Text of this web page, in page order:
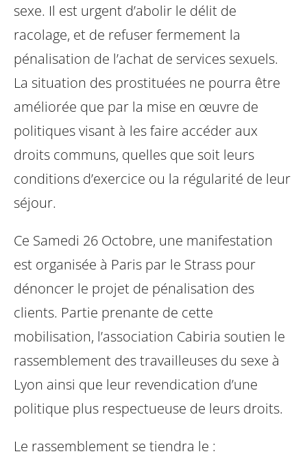
sexe. Il est urgent d’abolir le délit de
racolage, et de refuser fermement la
pénalisation de l’achat de services sexuels.
La situation des prostituées ne pourra être
améliorée que par la mise en œuvre de
politiques visant à les faire accéder aux
droits communs, quelles que soit leurs
conditions d’exercice ou la régularité de leur
séjour.
Ce Samedi 26 Octobre, une manifestation
est organisée à Paris par le Strass pour
dénoncer le projet de pénalisation des
clients. Partie prenante de cette
mobilisation, l’association Cabiria soutien le
rassemblement des travailleuses du sexe à
Lyon ainsi que leur revendication d’une
politique plus respectueuse de leurs droits.
Le rassemblement se tiendra le :